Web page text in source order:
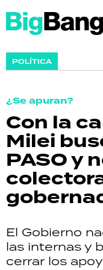
POLÍTICA
¿Se apuran?
Con la
Milei
PASO y
El Gobierno
las internas y
cerrar los
SHOW
GRAN
SALUD